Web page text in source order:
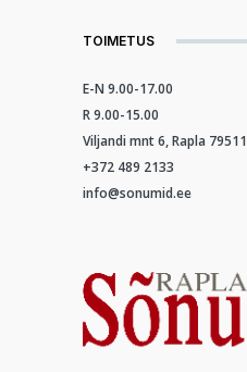
TOIMETUS
E-N 9.00-17.00
R 9.00-15.00
Viljandi mnt 6, Rapla 79511
+372 489 2133
info@sonumid.ee